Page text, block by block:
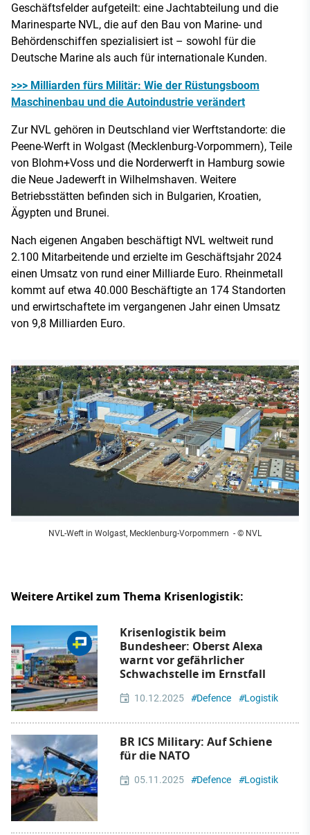
Geschäftsfelder aufgeteilt: eine Jachtabteilung und die
Marinesparte NVL, die auf den Bau von Marine- und
Behördenschiffen spezialisiert ist – sowohl für die
Deutsche Marine als auch für internationale Kunden.
>>> Milliarden fürs Militär: Wie der Rüstungsboom
Maschinenbau und die Autoindustrie verändert
Zur NVL gehören in Deutschland vier Werftstandorte: die
Peene-Werft in Wolgast (Mecklenburg-Vorpommern), Teile
von Blohm+Voss und die Norderwerft in Hamburg sowie
die Neue Jadewerft in Wilhelmshaven. Weitere
Betriebsstätten befinden sich in Bulgarien, Kroatien,
Ägypten und Brunei.
Nach eigenen Angaben beschäftigt NVL weltweit rund
2.100 Mitarbeitende und erzielte im Geschäftsjahr 2024
einen Umsatz von rund einer Milliarde Euro. Rheinmetall
kommt auf etwa 40.000 Beschäftigte an 174 Standorten
und erwirtschaftete im vergangenen Jahr einen Umsatz
von 9,8 Milliarden Euro.
NVL-Weft in Wolgast, Mecklenburg-Vorpommern - © NVL
Weitere Artikel zum Thema Krisenlogistik:
Krisenlogistik beim
Bundesheer: Oberst Alexa
warnt vor gefährlicher
Schwachstelle im Ernstfall
10.12.2025 #Defence #Logistik
BR ICS Military: Auf Schiene
für die NATO
05.11.2025 #Defence #Logistik